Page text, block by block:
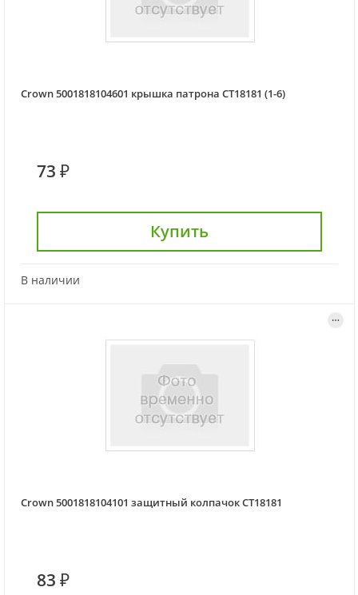
Crown 5001818104601 крышка патрона CT18181 (1-6)
73 ₽
Купить
В наличии
Crown 5001818104101 защитный колпачок CT18181
83 ₽